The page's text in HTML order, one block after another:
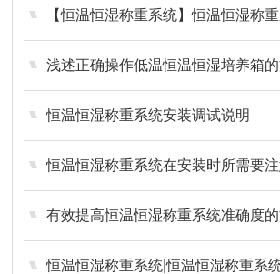
【恒温恒湿称重系统】恒温恒湿称
浅述正确操作低温恒温恒湿培养箱
恒温恒湿称重系统安装调试说明
恒温恒湿称重系统在安装时所需要
有效提高恒温恒湿称重系统准确度
恒温恒湿称重系统|恒温恒湿称重系